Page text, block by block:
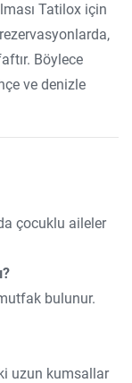
Tatilox için
Böylece
ve denizle
çocuklu aileler
bulunur.
uzun kumsallar